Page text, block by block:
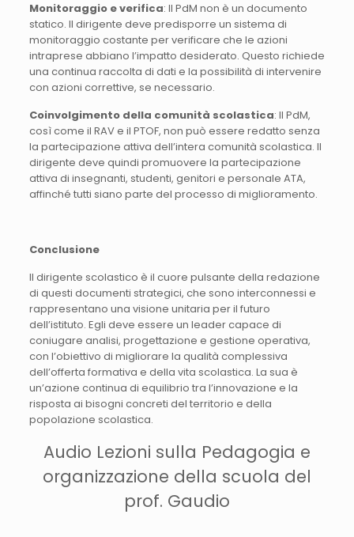
Monitoraggio e verifica: Il PdM non è un documento
statico. Il dirigente deve predisporre un sistema di
monitoraggio costante per verificare che le azioni
intraprese abbiano l’impatto desiderato. Questo richiede
una continua raccolta di dati e la possibilità di intervenire
con azioni correttive, se necessario.
Coinvolgimento della comunità scolastica: Il PdM,
così come il RAV e il PTOF, non può essere redatto senza
la partecipazione attiva dell’intera comunità scolastica. Il
dirigente deve quindi promuovere la partecipazione
attiva di insegnanti, studenti, genitori e personale ATA,
affinché tutti siano parte del processo di miglioramento.
Conclusione
Il dirigente scolastico è il cuore pulsante della redazione
di questi documenti strategici, che sono interconnessi e
rappresentano una visione unitaria per il futuro
dell’istituto. Egli deve essere un leader capace di
coniugare analisi, progettazione e gestione operativa,
con l’obiettivo di migliorare la qualità complessiva
dell’offerta formativa e della vita scolastica. La sua è
un’azione continua di equilibrio tra l’innovazione e la
risposta ai bisogni concreti del territorio e della
popolazione scolastica.
Audio Lezioni sulla Pedagogia e
organizzazione della scuola del
prof. Gaudio